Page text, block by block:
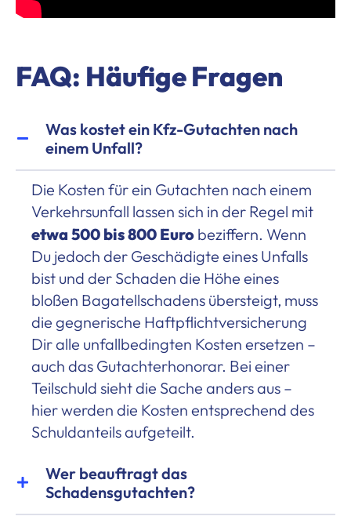
FAQ: Häufige Fragen
Was kostet ein Kfz-Gutachten nach
einem Unfall?
Die Kosten für ein Gutachten nach einem
Verkehrsunfall lassen sich in der Regel mit
etwa 500 bis 800 Euro beziffern. Wenn
Du jedoch der Geschädigte eines Unfalls
bist und der Schaden die Höhe eines
bloßen Bagatellschadens übersteigt, muss
die gegnerische Haftpflichtversicherung
Dir alle unfallbedingten Kosten ersetzen –
auch das Gutachterhonorar. Bei einer
Teilschuld sieht die Sache anders aus –
hier werden die Kosten entsprechend des
Schuldanteils aufgeteilt.
Wer beauftragt das
Schadensgutachten?